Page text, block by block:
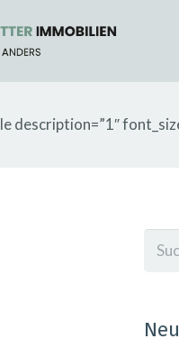
description=”1″